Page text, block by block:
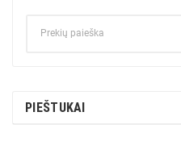
PIEŠTUKAI